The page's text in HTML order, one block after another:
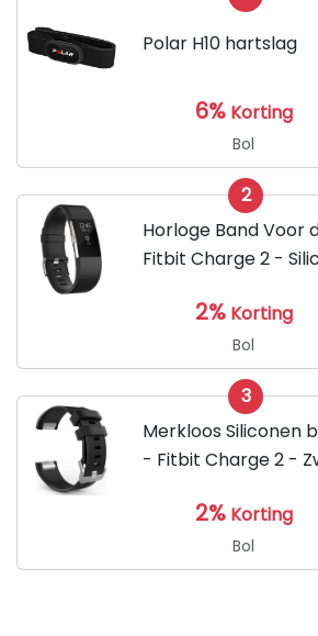
Polar H10 hartslag
6% Korting
Bol
2
Horloge Band Voor
Fitbit Charge 2 -
Armband Large -
voor de Activity
Polsband / Strap
2% Korting
Bol
3
Merkloos Siliconen
- Fitbit Charge 2 -
2% Korting
Bol